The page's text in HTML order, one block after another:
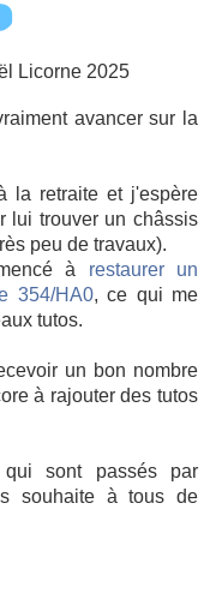
avancer sur la
la retraite et j'espère
lui trouver un châssis
peu de travaux).
à restaurer un
354/HA0, ce qui me
tutos.
un bon nombre
à rajouter des tutos
sont passés par
souhaite à tous de